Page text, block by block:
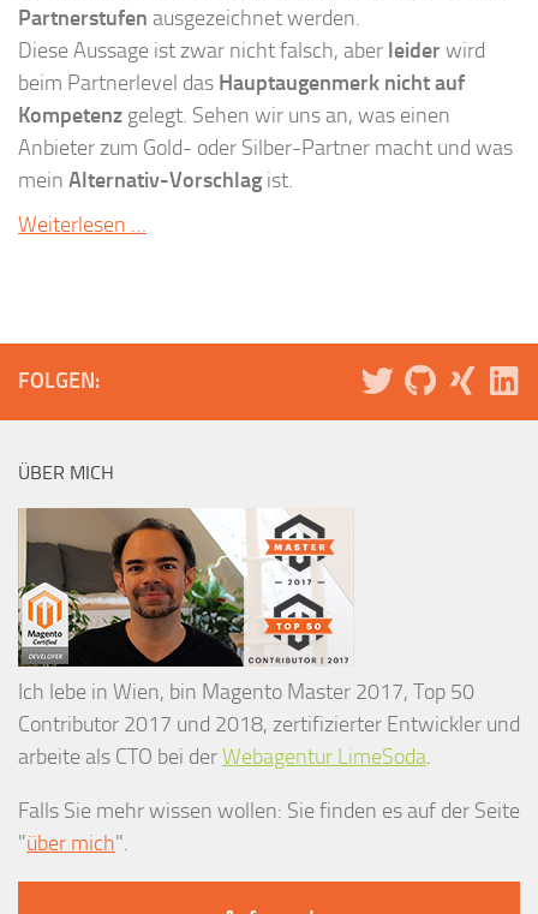
Partnerstufen ausgezeichnet werden.
Diese Aussage ist zwar nicht falsch, aber leiderwird
beim Partnerlevel das Hauptaugenmerk nicht auf
Kompetenz gelegt. Sehen wir uns an, was einen
Anbieter zum Gold- oder Silber-Partner macht und was
mein Alternativ-Vorschlag ist.
Weiterlesen …
FOLGEN:
ÜBER MICH
Ich lebe in Wien, bin Magento Master 2017, Top 50
Contributor 2017 und 2018, zertifizierter Entwickler und
arbeite als CTO bei derWebagentur LimeSoda.
Falls Sie mehr wissen wollen: Sie finden es auf der Seite
"über mich".